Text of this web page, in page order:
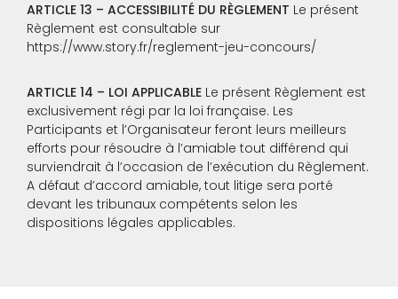
ARTICLE 13 – ACCESSIBILITÉ DU RÈGLEMENT Le présent
Règlement est consultable sur
https://www.story.fr/reglement-jeu-concours/
ARTICLE 14 – LOI APPLICABLE Le présent Règlement est
exclusivement régi par la loi française. Les
Participants et l’Organisateur feront leurs meilleurs
efforts pour résoudre à l’amiable tout différend qui
surviendrait à l’occasion de l’exécution du Règlement.
A défaut d’accord amiable, tout litige sera porté
devant les tribunaux compétents selon les
dispositions légales applicables.